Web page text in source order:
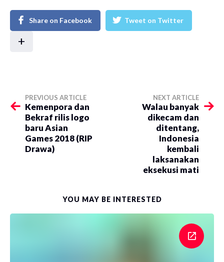
Share on Facebook Tweet on Twitter
+
PREVIOUS ARTICLE
Kemenpora dan
Bekraf rilis logo
baru Asian
Games 2018 (RIP
Drawa)
NEXT ARTICLE
Walau banyak
dikecam dan
ditentang,
Indonesia
kembali
laksanakan
eksekusi mati
YOU MAY BE INTERESTED